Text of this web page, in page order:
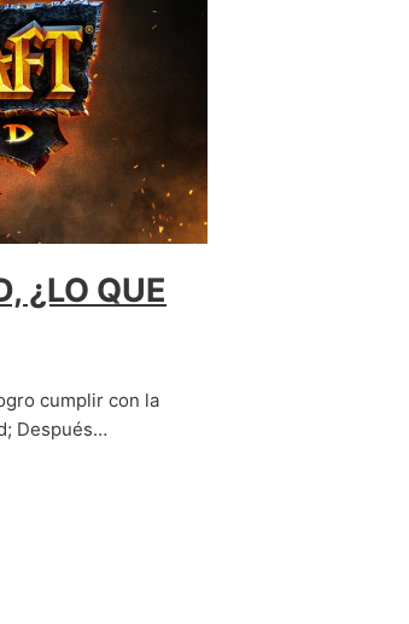
¿LO QUE
cumplir con la
Después…